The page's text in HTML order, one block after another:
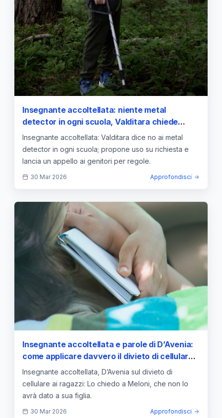
Insegnante accoltellata: niente metal
detector in ogni scuola, Valditara chiede
regole e alleanza con le famiglie
Insegnante accoltellata: Valditara dice no ai metal
detector in ogni scuola; propone uso su richiesta e
lancia un appello ai genitori per regole.
30 Mar 2026 Approfondisci
Insegnante accoltellata e parole di D’Avenia:
come applicare davvero il divieto di cellulare
ai ragazzi
Insegnante accoltellata, D’Avenia sul divieto di
cellulare ai ragazzi: Lo chiedo a Meloni, che non lo
avrà dato a sua figlia.
30 Mar 2026 Approfondisci